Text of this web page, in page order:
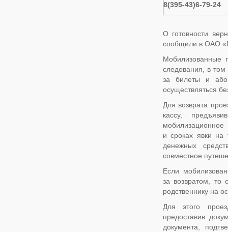
8(395-43)6-79-24
О готовности
сообщили в ОАО
Мобилизованные
следования, в том
за билеты и
осуществляться
Для возврата
кассу,
и сроках явки на
денежных
совместное
Если
за возвратом, то
родственнику на
Для этого
предоставив
документа,